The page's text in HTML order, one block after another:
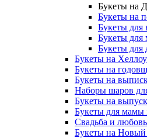
Букеты на
Букеты на
Букеты для
Букеты для
Букеты для
Букеты на
Букеты на
Букеты на
Наборы шаров
Букеты на
Букеты для
Свадьба и любовь
Букеты на Новый